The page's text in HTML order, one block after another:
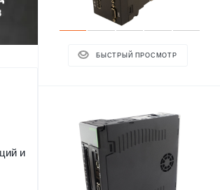
БЫСТРЫЙ ПРОСМОТР
и